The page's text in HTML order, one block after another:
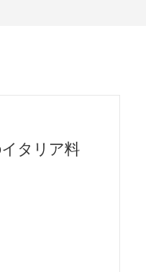
タリア料